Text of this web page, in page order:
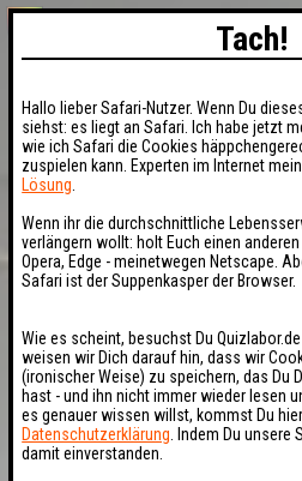
Tach!
Hallo lieber Safari-Nutzer. Wenn Du
siehst: es liegt an Safari. Ich habe jetzt
wie ich Safari die Cookies
zuspielen kann. Experten im Internet
Lösung
Wenn ihr die durchschnittliche
verlängern wollt: holt Euch einen
Opera, Edge - meinetwegen Netscape.
Safari ist der Suppenkasper der Browser.
Wie es scheint, besuchst Du
weisen wir Dich darauf hin, dass wir
(ironischer Weise) zu speichern, das Du
hast - und ihn nicht immer wieder lesen
es genauer wissen willst, kommst Du
Datenschutzerklärung . Indem Du
damit einverstanden.